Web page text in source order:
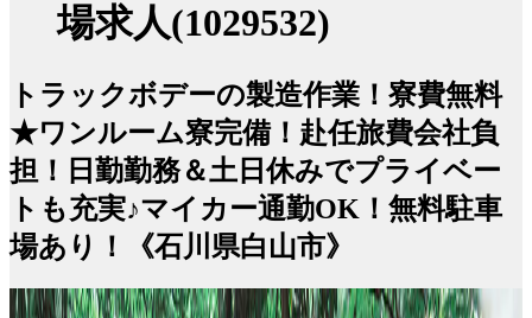
場求人(1029532)
トラックボデーの製造作業！寮費無料
★ワンルーム寮完備！赴任旅費会社負
担！日勤勤務＆土日休みでプライベー
トも充実♪マイカー通勤OK！無料駐車
場あり！《石川県白山市》